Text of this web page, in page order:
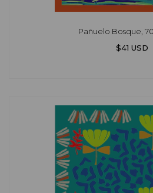
Pañuelo Bosque,
$41 USD